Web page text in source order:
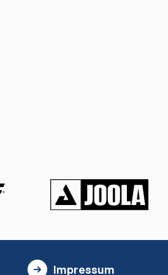
Impressum